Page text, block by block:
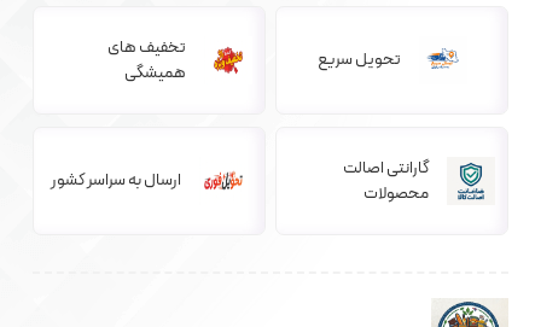
تحویل سریع
تخفیف های
همیشگی
گارانتی اصالت
محصولات
ارسال به سراسر کشور